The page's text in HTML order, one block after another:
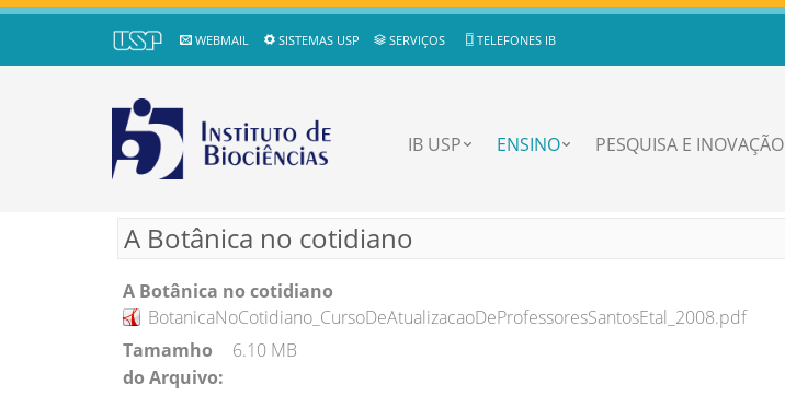
WEBMAIL SISTEMAS USP SERVIÇOS TELEFONES IB
IB USP ENSINO PESQUISA E INOVAÇÃO
A Botânica no cotidiano
A Botânica no cotidiano
BotanicaNoCotidiano_CursoDeAtualizacaoDeProfessoresSantosEtal_2008.pdf
Tamamho
do Arquivo:
6.10 MB